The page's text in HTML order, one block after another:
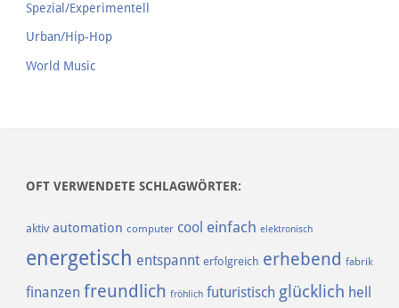
Spezial/Experimentell
Urban/Hip-Hop
World Music
OFT VERWENDETE SCHLAGWÖRTER:
aktiv automation computer cool einfach elektronisch
energetisch entspannt erfolgreich erhebend fabrik
finanzen freundlich fröhlich futuristisch glücklich hell